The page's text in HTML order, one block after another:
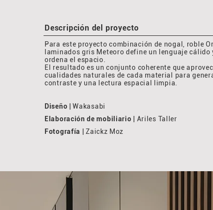
Descripción del proyecto
Para este proyecto combinación de nogal, roble
laminados gris Meteoro define un lenguaje cálido
ordena el espacio.
El resultado es un conjunto coherente que
cualidades naturales de cada material para
contraste y una lectura espacial limpia.
Diseño | Wakasabi
Elaboración de mobiliario | Ariles Taller
Fotografía
| Zaickz Moz